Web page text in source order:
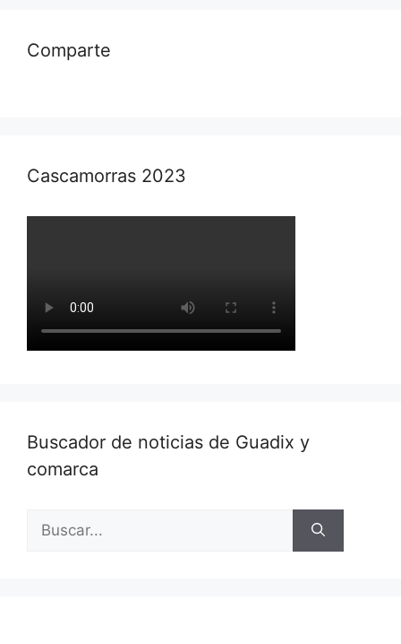
Comparte
Cascamorras 2023
Buscador de noticias de Guadix y
comarca
Buscar: